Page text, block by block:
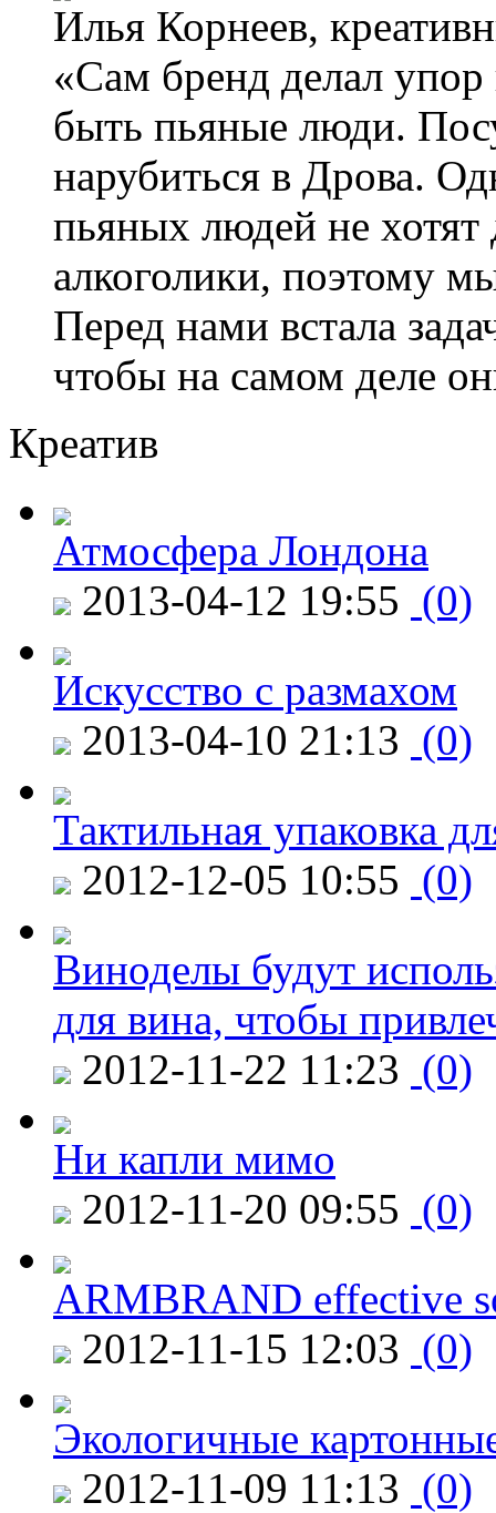
Илья Корнеев,
«Сам бренд делал
быть пьяные люди.
нарубиться в Дрова.
пьяных людей не
алкоголики, поэтому
Перед нами встала
чтобы на самом деле
Креатив
Атмосфера Лондона
2013-04-12 19:55 (0)
Искусство с размахом
2013-04-10 21:13 (0)
Тактильная упаковка
2012-12-05 10:55 (0)
Виноделы будут
для вина, чтобы
2012-11-22 11:23 (0)
Ни капли мимо
2012-11-20 09:55 (0)
ARMBRAND effective
2012-11-15 12:03 (0)
Экологичные
2012-11-09 11:13 (0)